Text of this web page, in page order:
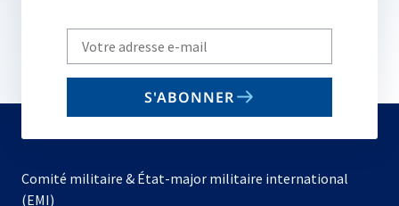
Write
your
email
S'ABONNER
Comité militaire & État-major militaire international
(EMI)